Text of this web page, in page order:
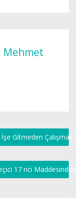
Mehmet
Gitmeden
17 nci